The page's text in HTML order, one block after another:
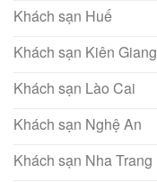
Khách sạn Huế
Khách sạn Kiên Giang
Khách sạn Lào Cai
Khách sạn Nghệ An
Khách sạn Nha Trang